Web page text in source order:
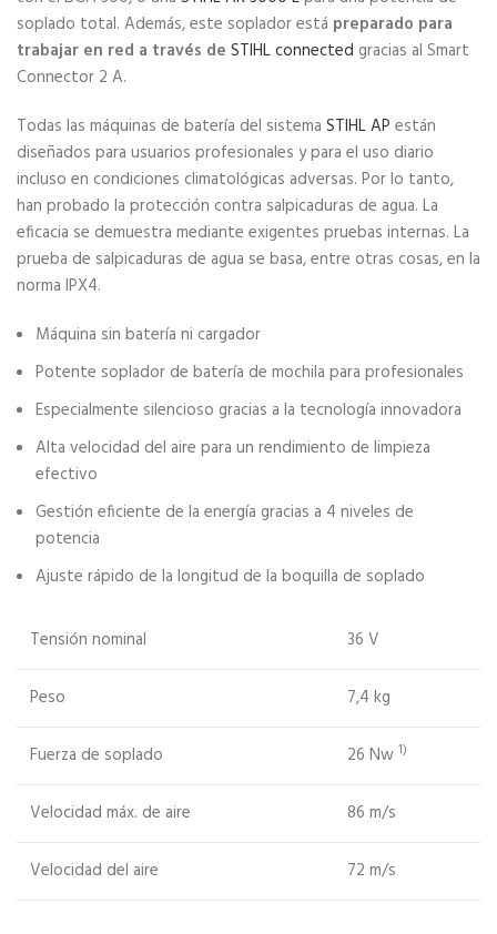
soplado total. Además, este soplador está preparado para
trabajar en red a través de STIHL connected gracias al Smart
Connector 2 A.
Todas las máquinas de batería del sistema STIHL AP están
diseñados para usuarios profesionales y para el uso diario
incluso en condiciones climatológicas adversas. Por lo tanto,
han probado la protección contra salpicaduras de agua. La
eficacia se demuestra mediante exigentes pruebas internas. La
prueba de salpicaduras de agua se basa, entre otras cosas, en la
norma IPX4.
Máquina sin batería ni cargador
Potente soplador de batería de mochila para profesionales
Especialmente silencioso gracias a la tecnología innovadora
Alta velocidad del aire para un rendimiento de limpieza
efectivo
Gestión eficiente de la energía gracias a 4 niveles de
potencia
Ajuste rápido de la longitud de la boquilla de soplado
Tensión nominal 36 V
Peso 7,4 kg
Fuerza de soplado 26 Nw 1)
Velocidad máx. de aire 86 m/s
Velocidad del aire 72 m/s